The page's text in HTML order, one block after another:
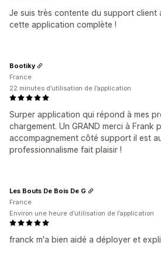
Je suis très contente du support client
cette application complète !
Surper application qui répond à mes
chargement. Un GRAND merci à Frank
accompagnement côté support il est
professionnalisme fait plaisir !
Bootiky
France
22 minutes d’utilisation de l’application
franck m'a bien aidé a déployer et
Les Bouts De Bois De G
France
Environ une heure d’utilisation de l’application